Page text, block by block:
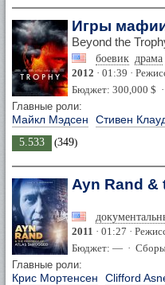
Игры
Beyond the
боевик драма
2012 · 01:39 ·
Бюджет: 300,000 $
Главные роли:
Майкл Мэдсен Стивен
5.533 (349)
Ayn Rand &
2011 · 01:27 ·
Бюджет: — ·
Главные роли:
Крис Мортенсен Clifford